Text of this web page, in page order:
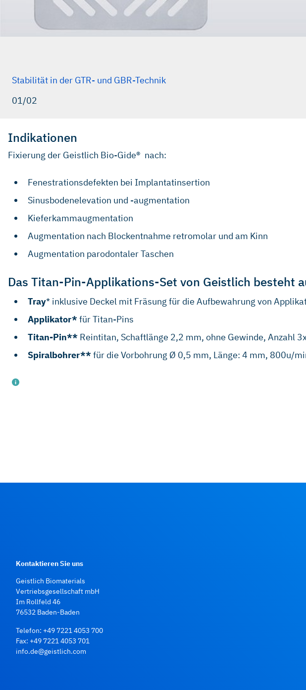
Stabilität in der GTR- und GBR-Technik
01/02
Indikationen
Fixierung der Geistlich Bio-Gide® nach:
Fenestrationsdefekten bei Implantatinsertion
Sinusbodenelevation und -augmentation
Kieferkammaugmentation
Augmentation nach Blockentnahme retromolar und am Kinn
Augmentation parodontaler Taschen
Das Titan-Pin-Applikations-Set von Geistlich besteht
Tray* inklusive Deckel mit Fräsung für die Aufbewahrung von
Applikator* für Titan-Pins
Titan-Pin** Reintitan, Schaftlänge 2,2 mm, ohne Gewinde, Anzahl
Spiralbohrer** für die Vorbohrung Ø 0,5 mm, Länge: 4 mm, 800u/
Kontaktieren Sie uns
Geistlich Biomaterials
Vertriebsgesellschaft mbH
Im Rollfeld 46
76532 Baden‑Baden
Telefon: +49 7221 4053 700
Fax: +49 7221 4053 701
info.de@geistlich.com